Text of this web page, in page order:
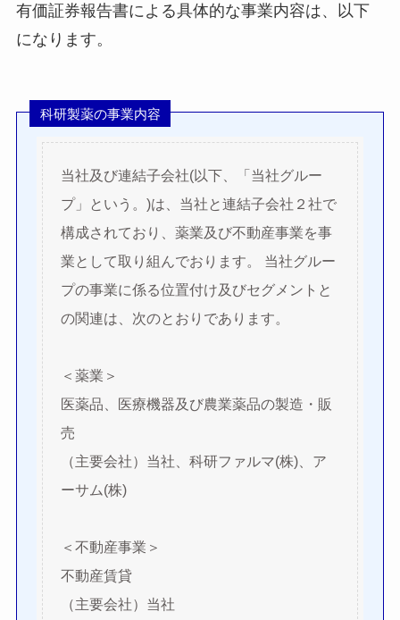
有価証券報告書による具体的な事業内容は、以下
になります。
科研製薬の事業内容
当社及び連結子会社(以下、「当社グルー
プ」という。)は、当社と連結子会社２社で
構成されており、薬業及び不動産事業を事
業として取り組んでおります。 当社グルー
プの事業に係る位置付け及びセグメントと
の関連は、次のとおりであります。
＜薬業＞
医薬品、医療機器及び農業薬品の製造・販
売
（主要会社）当社、科研ファルマ(株)、ア
ーサム(株)
＜不動産事業＞
不動産賃貸
（主要会社）当社